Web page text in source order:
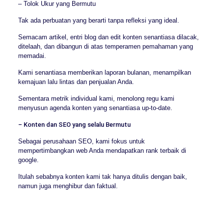
– Tolok Ukur yang Bermutu
Tak ada perbuatan yang berarti tanpa refleksi yang ideal.
Semacam artikel, entri blog dan edit konten senantiasa dilacak,
ditelaah, dan dibangun di atas temperamen pemahaman yang
memadai.
Kami senantiasa memberikan laporan bulanan, menampilkan
kemajuan lalu lintas dan penjualan Anda.
Sementara metrik individual kami, menolong regu kami
menyusun agenda konten yang senantiasa up-to-date.
– Konten dan SEO yang selalu Bermutu
Sebagai perusahaan SEO, kami fokus untuk
mempertimbangkan web Anda mendapatkan rank terbaik di
google.
Itulah sebabnya konten kami tak hanya ditulis dengan baik,
namun juga menghibur dan faktual.